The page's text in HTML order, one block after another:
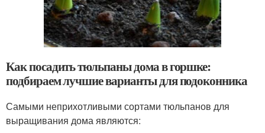
Как посадить тюльпаны дома в горшке:
подбираем лучшие варианты для подоконника
Самыми неприхотливыми сортами тюльпанов для
выращивания дома являются: